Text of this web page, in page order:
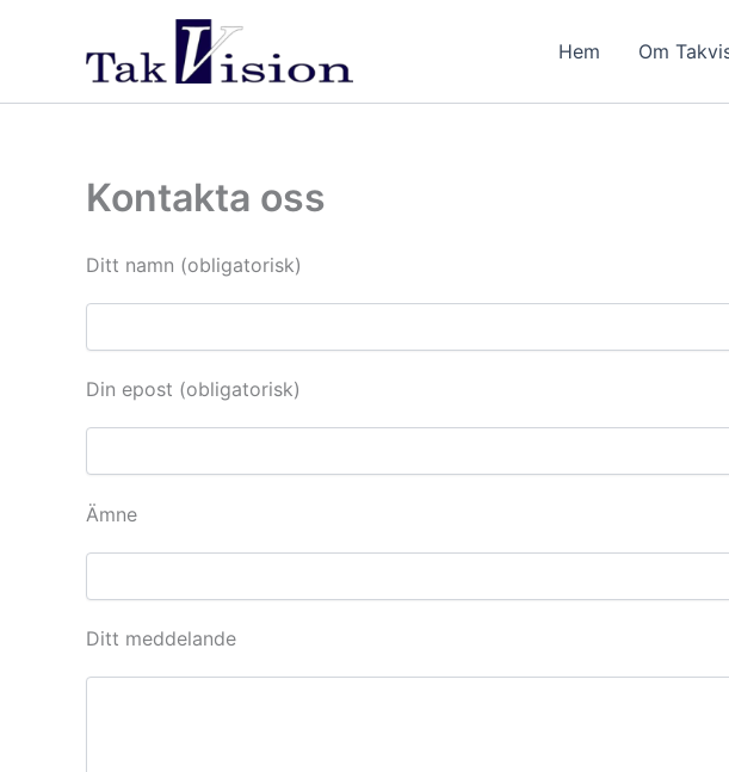
Hem Om
Kontakta oss
Ditt namn (obligatorisk)
Din epost (obligatorisk)
Ämne
Ditt meddelande